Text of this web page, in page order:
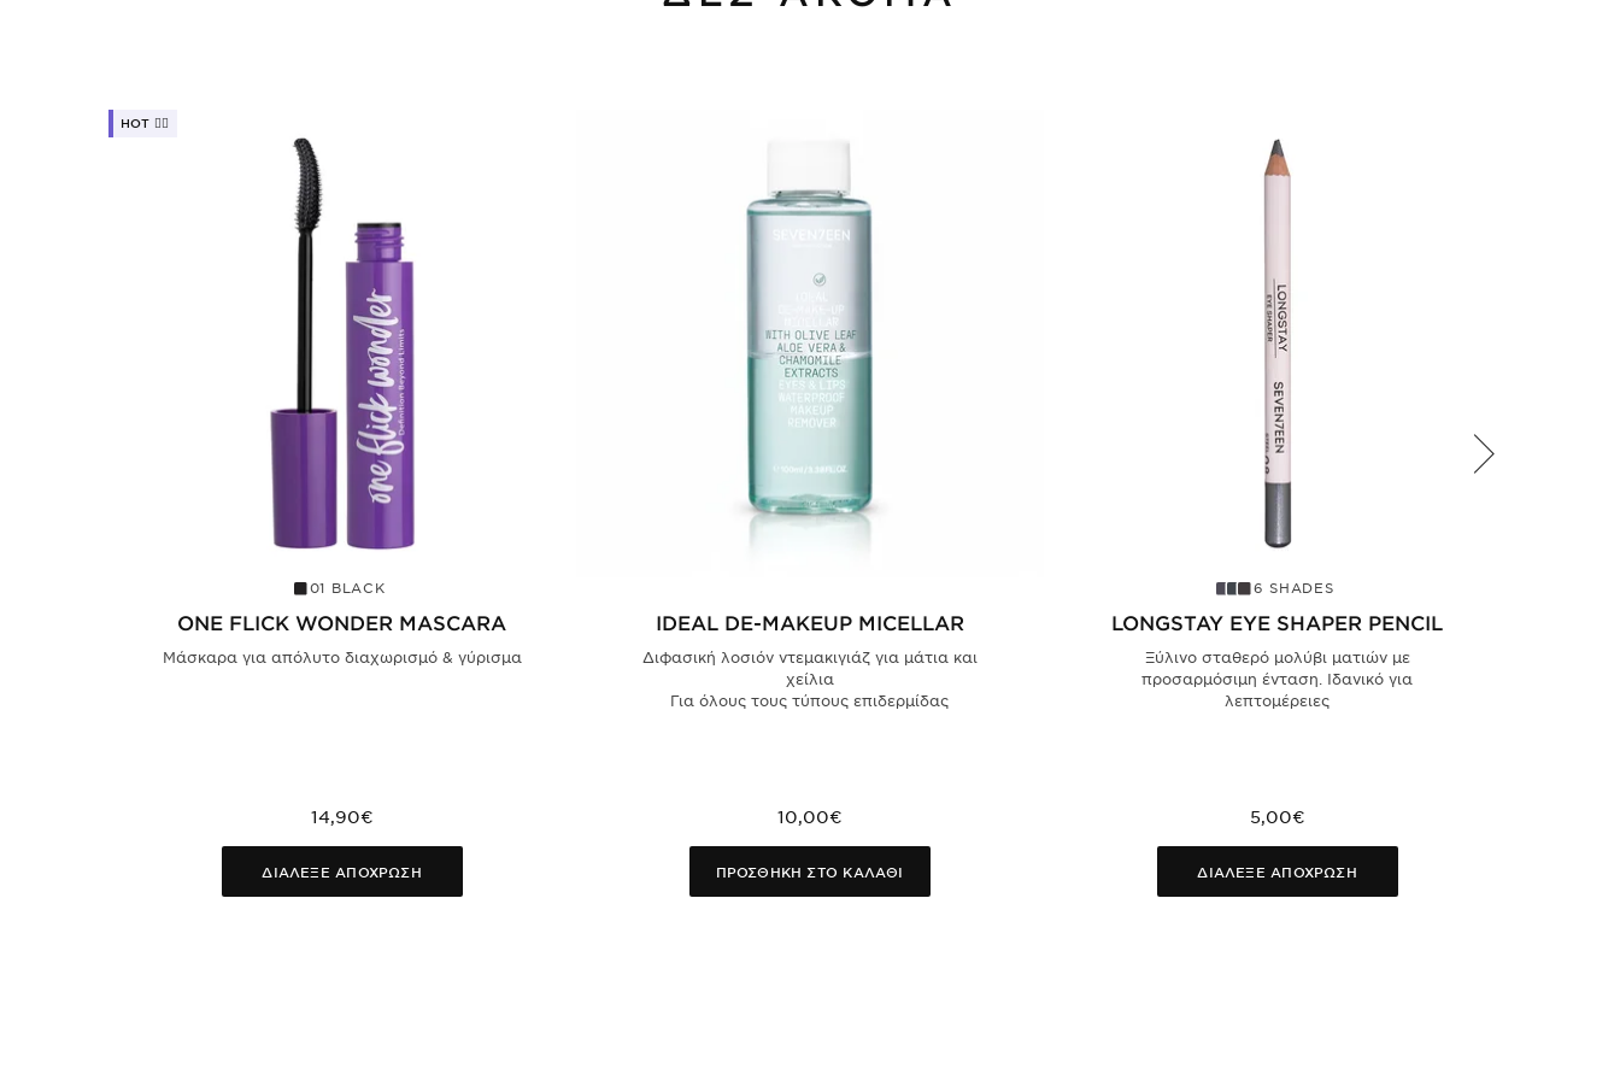
HOT ❤️‍🔥
01 BLACK
ONE FLICK WONDER MASCARA
Μάσκαρα για απόλυτο διαχωρισμό & γύρισμα
14,90€
ΔΙΑΛΕΞΕ ΑΠΟΧΡΩΣΗ
IDEAL DE-MAKEUP MICELLAR
Διφασική λοσιόν ντεμακιγιάζ για μάτια και
χείλια
Για όλους τους τύπους επιδερμίδας
10,00€
ΠΡΟΣΘΗΚΗ ΣΤΟ ΚΑΛΑΘΙ
6 SHADES
LONGSTAY EYE SHAPER PENCIL
Ξύλινο σταθερό μολύβι ματιών με
προσαρμόσιμη ένταση. Ιδανικό για
λεπτομέρειες
5,00€
ΔΙΑΛΕΞΕ ΑΠΟΧΡΩΣΗ